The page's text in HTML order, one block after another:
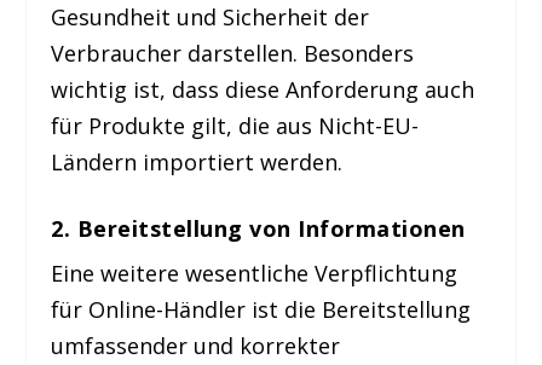
Gesundheit und Sicherheit der
Verbraucher darstellen. Besonders
wichtig ist, dass diese Anforderung auch
für Produkte gilt, die aus Nicht-EU-
Ländern importiert werden.
2. Bereitstellung von Informationen
Eine weitere wesentliche Verpflichtung
für Online-Händler ist die Bereitstellung
umfassender und korrekter